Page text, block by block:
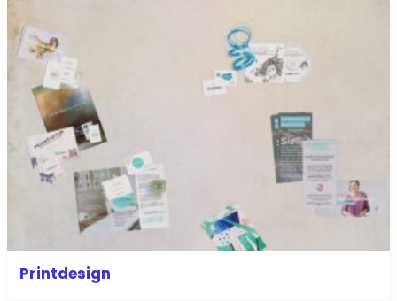
Printdesign